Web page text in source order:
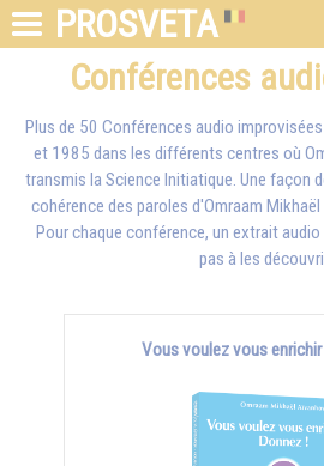
PROSVETA
Conférences
Plus de 50 Conférences audio
et 1985 dans les différents centres où
transmis la Science Initiatique. Une façon
cohérence des paroles d'Omraam
Pour chaque conférence, un extrait
pas à les
Vous voulez vous enrichir